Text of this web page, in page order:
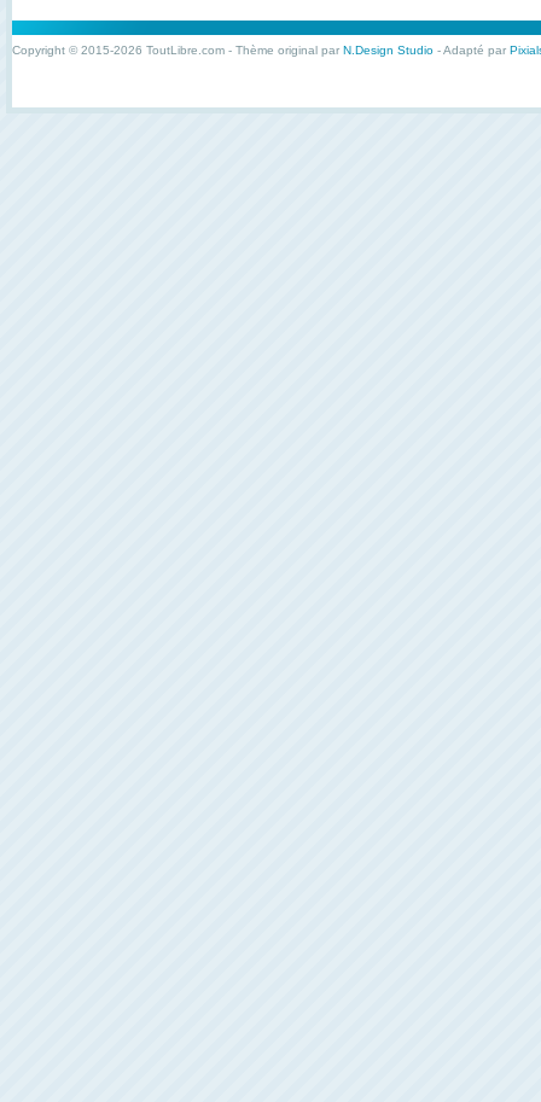
Copyright © 2015-2026 ToutLibre.com - Thème original par N.Design Studio - Adapté par